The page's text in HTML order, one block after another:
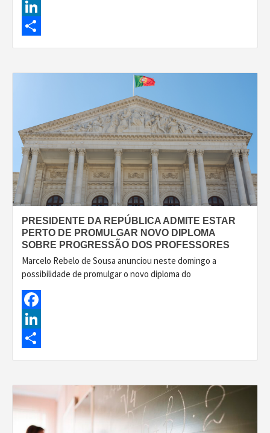
Facebook
LinkedIn
Share
PRESIDENTE DA REPÚBLICA ADMITE ESTAR
PERTO DE PROMULGAR NOVO DIPLOMA
SOBRE PROGRESSÃO DOS PROFESSORES
Marcelo Rebelo de Sousa anunciou neste domingo a
possibilidade de promulgar o novo diploma do
Facebook
LinkedIn
Share